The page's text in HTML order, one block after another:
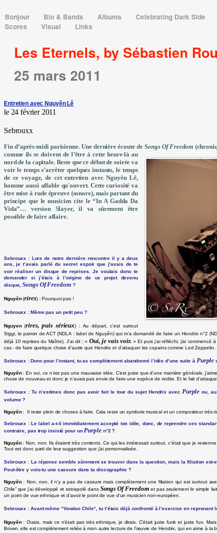
Bonjour Bio & Bands Albums
Celebrating Dark Side
Scores
Visual Links
Les Eternels, by Sébastien
25 mars 2011
Entretien avec Nguyên Lê
le 24 février 2011
Sebrouxx
Fin d’après-midi parisienne. Une dernière écoute deSongs Of Freedom
comme ils se doivent de l’être à cette heure-là au
nord de la capitale. Reste que ce début de soirée va
voir le temps s’arrêter quelques instants, le temps
de ce voyage, de cet entretien avec Nguyên Lê,
homme aussi affable qu'ouvert. Cette curiosité va
être mise à rude épreuve (sonore), mais partant du
principe que le musicien cite le “In A Gadda Da
Vida”… version Slayer, il va sûrement être
possible de faire affaire.
Sebrouxx : Lors de notre dernière rencontre il y a deux
ans, je t’avais parlé du secret espoir que j’avais de te
voir réaliser un disque de reprises. Je voulais donc te
demander si j’étais à l’origine de ce projet devenu
disque,Songs Of Freedom?
Nguyên(rires) : Pourquoi pas !
Sebrouxx : Même pas un petit peu ?
Nguyen(rires, puis sérieux) : Au départ, c’est surtout
Siggi, le patron de ACT (NDLA : label de Nguyên) qui m’a demandé de faire un Hendrix n°2
déjà 10 reprises du Maître). J’ai dit : «Oui, je vais voir.» Et puis j’ai réfléchi, j’ai commencé
cas - de faire quelque chose d’autre que Hendrix et d’attaquer les copains comme Led Zeppelin.
Sebrouxx : Donc pour l’instant, tu as complètement abandonné l’idée d’une suite à Purple
Nguyên: En soi, ce n’est pas une mauvaise idée. C’est juste que d’une manière générale,
chose de nouveau et donc je n’avais pas envie de faire une espèce de redite. Et le fait
Sebrouxx : Tu n’estimes donc pas avoir fait le tour du sujet Hendrix avec Purple ou,
volume ?
Nguyên: Il reste plein de choses à faire. Cela reste un symbole musical et un compositeur très
Sebrouxx : Le label a-t-il immédiatement accepté ton idée, donc, de reprendre ces
contraire, pas trop insisté pour un Purplen°2 ?
Nguyên: Non, non. Ils étaient très contents. Ce qui les intéressait surtout, c’était que je
Tout est donc parti de leur suggestion que j’ai personnalisée.
Sebrouxx : La réponse semble sûrement se trouver dans la question, mais la filiation
Peut-être y vois-tu une cassure dans ta discographie ?
Nguyên: Non, non, il n’y a pas de cassure mais complètement une filiation qui est surtout
Chile” que j’ai développé et extrapolé dans Songs Of Freedomet pas seulement le simple
un point de vue ethnique et d’avoir le point de vue d’un musicien non-européen.
Sebrouxx : Avant même “Voodoo Chile“, tu t’étais déjà confronté à l’exercice en reprenant
Nguyên: Ouais, mais ce n’était pas très ethnique, je dirais. C’était juste funk et juste fun.
Brown, elle est complètement reliée à mon autre lecture de l’œuvre de Hendrix, qui en aime à la